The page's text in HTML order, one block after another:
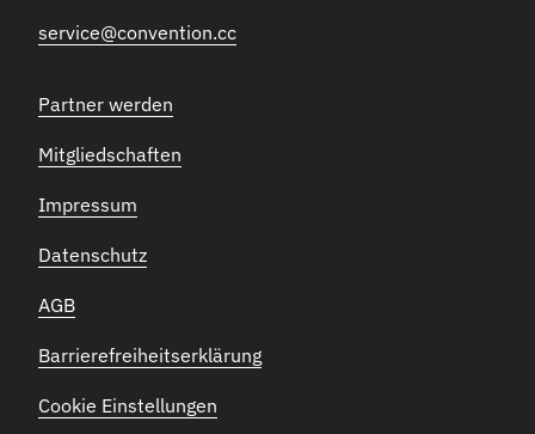
service@convention.cc
Partner werden
Mitgliedschaften
Impressum
Datenschutz
AGB
Barrierefreiheitserklärung
Cookie Einstellungen